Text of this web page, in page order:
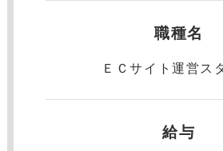
職種名
ＥＣサイト運営ス
給与